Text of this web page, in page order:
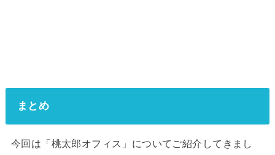
まとめ
今回は「桃太郎オフィス」についてご紹介してきまし